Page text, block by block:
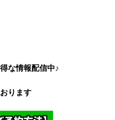
な情報配信中♪
ります